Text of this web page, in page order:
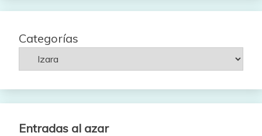
Categorías
Entradas al azar